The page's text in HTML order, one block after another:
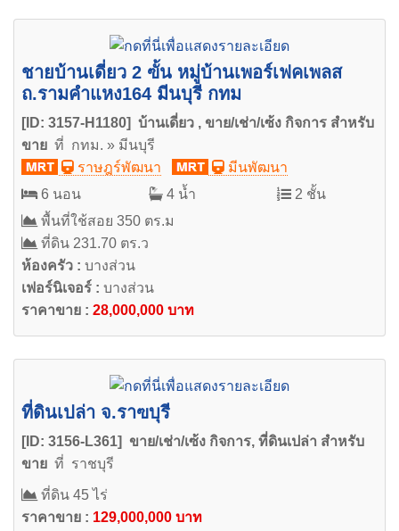
ชายบ้านเดี่ยว 2 ฃั้น หมู่บ้านเพอร์เฟคเพลส
ถ.รามคำแหง164 มีนบุรี กทม
[ID: 3157-H1180] บ้านเดี่ยว , ขาย/เช่า/เซ้ง กิจการ สำหรับ
ขาย ที่ กทม. » มีนบุรี
ราษฎร์พัฒนา
มีนพัฒนา
6 นอน
4 น้ำ
2 ชั้น
พื้นที่ใช้สอย 350 ตร.ม
ที่ดิน 231.70 ตร.ว
ห้องครัว : บางส่วน
เฟอร์นิเจอร์ : บางส่วน
ราคาขาย : 28,000,000 บาท
ที่ดินเปล่า จ.ราฃบุรี
[ID: 3156-L361] ขาย/เช่า/เซ้ง กิจการ, ที่ดินเปล่า สำหรับ
ขาย ที่ ราชบุรี
ที่ดิน 45 ไร่
ราคาขาย : 129,000,000 บาท